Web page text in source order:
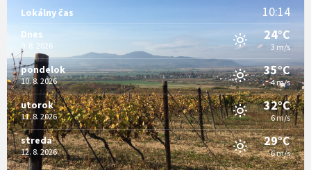
Lokálny čas 10:14
Dnes
9. 8. 2026
24°C
3 m/s
pondelok
10. 8. 2026
35°C
4 m/s
utorok
11. 8. 2026
32°C
6 m/s
streda
12. 8. 2026
29°C
6 m/s